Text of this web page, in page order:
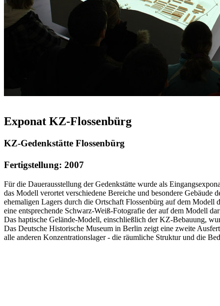
Exponat KZ-Flossenbürg
KZ-Gedenkstätte Flossenbürg
Fertigstellung: 2007
Für die Dauerausstellung der Gedenkstätte wurde als
das Modell verortet verschiedene Bereiche und besondere
ehemaligen Lagers durch die Ortschaft Flossenbürg auf dem
eine entsprechende Schwarz-Weiß-Fotografie der auf dem Modell
Das haptische Gelände-Modell, einschließlich der KZ-Bebauung,
Das Deutsche Historische Museum in Berlin zeigt eine zweite
alle anderen Konzentrationslager - die räumliche Struktur und die